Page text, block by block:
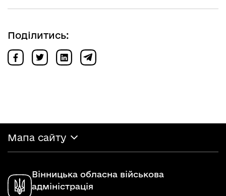
Поділитись:
Мапа сайту
Вінницька обласна військова
адміністрація